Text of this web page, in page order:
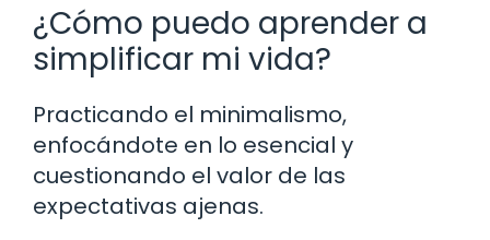
¿Cómo puedo aprender a
simplificar mi vida?
Practicando el minimalismo,
enfocándote en lo esencial y
cuestionando el valor de las
expectativas ajenas.